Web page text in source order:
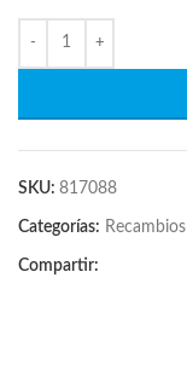
SKU: 817088
Categorías: Recambios
Compartir: